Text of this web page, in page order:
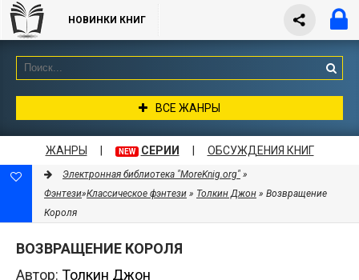
НОВИНКИ КНИГ
ВСЕ ЖАНРЫ
ЖАНРЫ NEW СЕРИИ ОБСУЖДЕНИЯ КНИГ
Электронная библиотека "MoreKnig.org" »
Фэнтези»Классическое фэнтези » Толкин Джон » Возвращение
Короля
ВОЗВРАЩЕНИЕ КОРОЛЯ
Автор: Толкин Джон